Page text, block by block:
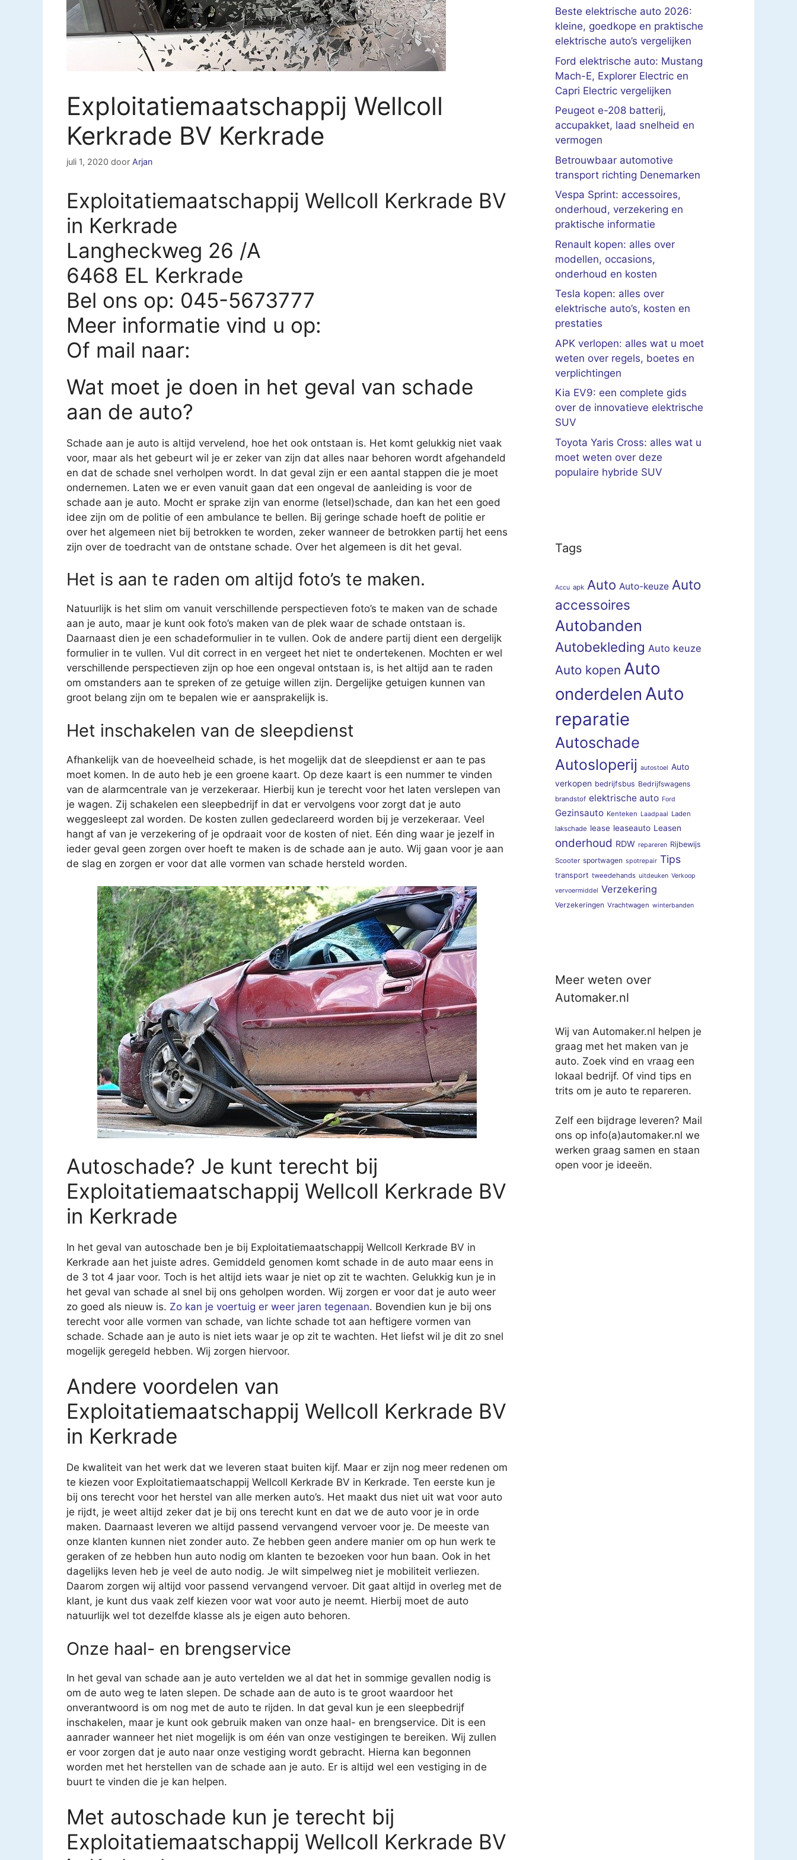
Exploitatiemaatschappij Wellcoll
Kerkrade BV Kerkrade
juli 1, 2020 door Arjan
Exploitatiemaatschappij Wellcoll Kerkrade BV
in Kerkrade
Langheckweg 26 /A
6468 EL Kerkrade
Bel ons op: 045-5673777
Meer informatie vind u op:
Of mail naar:
Wat moet je doen in het geval van schade
aan de auto?
Schade aan je auto is altijd vervelend, hoe het ook ontstaan is. Het komt gelukkig niet vaak
voor, maar als het gebeurt wil je er zeker van zijn dat alles naar behoren wordt afgehandeld
en dat de schade snel verholpen wordt. In dat geval zijn er een aantal stappen die je moet
ondernemen. Laten we er even vanuit gaan dat een ongeval de aanleiding is voor de
schade aan je auto. Mocht er sprake zijn van enorme (letsel)schade, dan kan het een goed
idee zijn om de politie of een ambulance te bellen. Bij geringe schade hoeft de politie er
over het algemeen niet bij betrokken te worden, zeker wanneer de betrokken partij het eens
zijn over de toedracht van de ontstane schade. Over het algemeen is dit het geval.
Het is aan te raden om altijd foto’s te maken.
Natuurlijk is het slim om vanuit verschillende perspectieven foto’s te maken van de schade
aan je auto, maar je kunt ook foto’s maken van de plek waar de schade ontstaan is.
Daarnaast dien je een schadeformulier in te vullen. Ook de andere partij dient een dergelijk
formulier in te vullen. Vul dit correct in en vergeet het niet te ondertekenen. Mochten er wel
verschillende perspectieven zijn op hoe een ongeval ontstaan is, is het altijd aan te raden
om omstanders aan te spreken of ze getuige willen zijn. Dergelijke getuigen kunnen van
groot belang zijn om te bepalen wie er aansprakelijk is.
Het inschakelen van de sleepdienst
Afhankelijk van de hoeveelheid schade, is het mogelijk dat de sleepdienst er aan te pas
moet komen. In de auto heb je een groene kaart. Op deze kaart is een nummer te vinden
van de alarmcentrale van je verzekeraar. Hierbij kun je terecht voor het laten verslepen van
je wagen. Zij schakelen een sleepbedrijf in dat er vervolgens voor zorgt dat je auto
weggesleept zal worden. De kosten zullen gedeclareerd worden bij je verzekeraar. Veel
hangt af van je verzekering of je opdraait voor de kosten of niet. Eén ding waar je jezelf in
ieder geval geen zorgen over hoeft te maken is de schade aan je auto. Wij gaan voor je aan
de slag en zorgen er voor dat alle vormen van schade hersteld worden.
Autoschade? Je kunt terecht bij
Exploitatiemaatschappij Wellcoll Kerkrade BV
in Kerkrade
In het geval van autoschade ben je bij Exploitatiemaatschappij Wellcoll Kerkrade BV in
Kerkrade aan het juiste adres. Gemiddeld genomen komt schade in de auto maar eens in
de 3 tot 4 jaar voor. Toch is het altijd iets waar je niet op zit te wachten. Gelukkig kun je in
het geval van schade al snel bij ons geholpen worden. Wij zorgen er voor dat je auto weer
zo goed als nieuw is. Zo kan je voertuig er weer jaren tegenaan. Bovendien kun je bij ons
terecht voor alle vormen van schade, van lichte schade tot aan heftigere vormen van
schade. Schade aan je auto is niet iets waar je op zit te wachten. Het liefst wil je dit zo snel
mogelijk geregeld hebben. Wij zorgen hiervoor.
Andere voordelen van
Exploitatiemaatschappij Wellcoll Kerkrade BV
in Kerkrade
De kwaliteit van het werk dat we leveren staat buiten kijf. Maar er zijn nog meer redenen om
te kiezen voor Exploitatiemaatschappij Wellcoll Kerkrade BV in Kerkrade. Ten eerste kun je
bij ons terecht voor het herstel van alle merken auto’s. Het maakt dus niet uit wat voor auto
je rijdt, je weet altijd zeker dat je bij ons terecht kunt en dat we de auto voor je in orde
maken. Daarnaast leveren we altijd passend vervangend vervoer voor je. De meeste van
onze klanten kunnen niet zonder auto. Ze hebben geen andere manier om op hun werk te
geraken of ze hebben hun auto nodig om klanten te bezoeken voor hun baan. Ook in het
dagelijks leven heb je veel de auto nodig. Je wilt simpelweg niet je mobiliteit verliezen.
Daarom zorgen wij altijd voor passend vervangend vervoer. Dit gaat altijd in overleg met de
klant, je kunt dus vaak zelf kiezen voor wat voor auto je neemt. Hierbij moet de auto
natuurlijk wel tot dezelfde klasse als je eigen auto behoren.
Onze haal- en brengservice
In het geval van schade aan je auto vertelden we al dat het in sommige gevallen nodig is
om de auto weg te laten slepen. De schade aan de auto is te groot waardoor het
onverantwoord is om nog met de auto te rijden. In dat geval kun je een sleepbedrijf
inschakelen, maar je kunt ook gebruik maken van onze haal- en brengservice. Dit is een
aanrader wanneer het niet mogelijk is om één van onze vestigingen te bereiken. Wij zullen
er voor zorgen dat je auto naar onze vestiging wordt gebracht. Hierna kan begonnen
worden met het herstellen van de schade aan je auto. Er is altijd wel een vestiging in de
buurt te vinden die je kan helpen.
Met autoschade kun je terecht bij
Exploitatiemaatschappij Wellcoll Kerkrade BV
Beste elektrische auto 2026:
kleine, goedkope en praktische
elektrische auto’s vergelijken
Ford elektrische auto: Mustang
Mach-E, Explorer Electric en
Capri Electric vergelijken
Peugeot e-208 batterij,
accupakket, laad snelheid en
vermogen
Betrouwbaar automotive
transport richting Denemarken
Vespa Sprint: accessoires,
onderhoud, verzekering en
praktische informatie
Renault kopen: alles over
modellen, occasions,
onderhoud en kosten
Tesla kopen: alles over
elektrische auto’s, kosten en
prestaties
APK verlopen: alles wat u moet
weten over regels, boetes en
verplichtingen
Kia EV9: een complete gids
over de innovatieve elektrische
SUV
Toyota Yaris Cross: alles wat u
moet weten over deze
populaire hybride SUV
Tags
Accu apk Auto Auto-keuze Auto
accessoires
Autobanden
Autobekleding Auto keuze
Auto kopen Auto
onderdelen Auto
reparatie
Autoschade
Autosloperij autostoel Auto
verkopen bedrijfsbus Bedrijfswagens
brandstof elektrische auto Ford
Gezinsauto Kenteken Laadpaal Laden
lakschade lease leaseauto Leasen
onderhoud RDW repareren Rijbewijs
Scooter sportwagen spotrepair Tips
transport tweedehands uitdeuken Verkoop
vervoermiddel Verzekering
Verzekeringen Vrachtwagen winterbanden
Meer weten over
Automaker.nl
Wij van Automaker.nl helpen je
graag met het maken van je
auto. Zoek vind en vraag een
lokaal bedrijf. Of vind tips en
trits om je auto te repareren.
Zelf een bijdrage leveren? Mail
ons op info(a)automaker.nl we
werken graag samen en staan
open voor je ideeën.